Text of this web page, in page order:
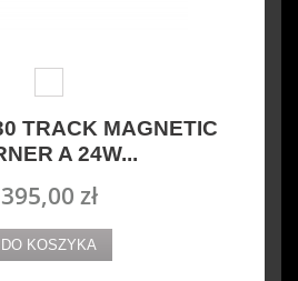
TRACK MAGNETIC
A 24W...
395,00 zł
DO KOSZYKA